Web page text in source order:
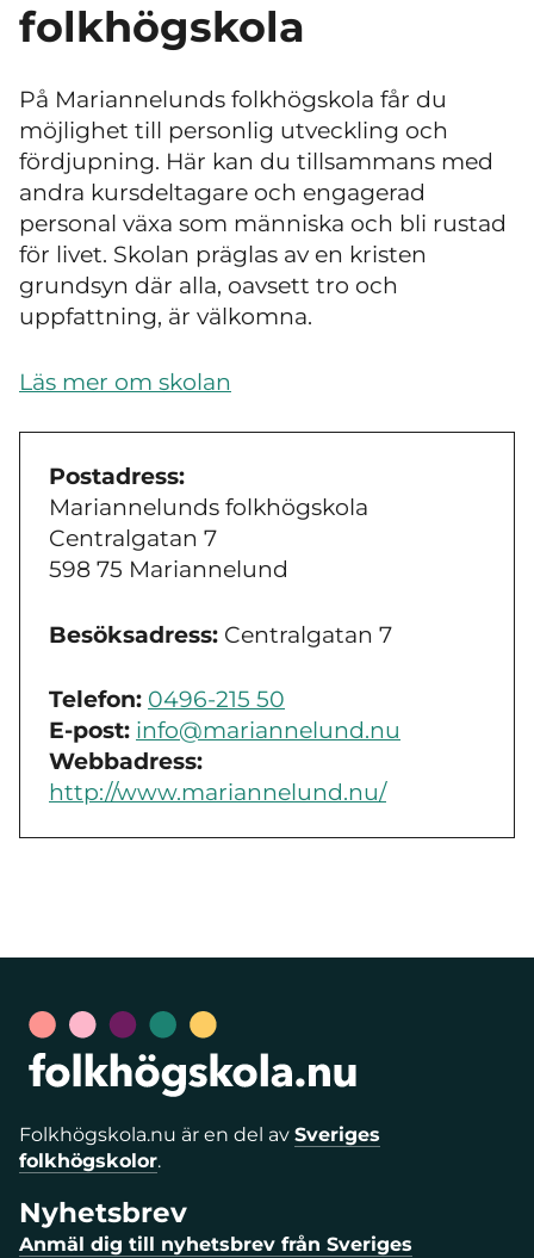
folkhögskola
På Mariannelunds folkhögskola får du
möjlighet till personlig utveckling och
fördjupning. Här kan du tillsammans med
andra kursdeltagare och engagerad
personal växa som människa och bli rustad
för livet. Skolan präglas av en kristen
grundsyn där alla, oavsett tro och
uppfattning, är välkomna.
Läs mer om skolan
Postadress:
Mariannelunds folkhögskola
Centralgatan 7
598 75 Mariannelund
Besöksadress: Centralgatan 7
Telefon: 0496-215 50
E-post: info@mariannelund.nu
Webbadress:
http://www.mariannelund.nu/
Folkhögskola.nu är en del av Sveriges
folkhögskolor.
Nyhetsbrev
Anmäl dig till nyhetsbrev från Sveriges